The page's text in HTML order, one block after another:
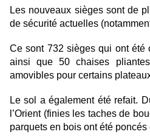
Les nouveaux sièges sont de
de sécurité actuelles
Ce sont 732 sièges qui ont été
ainsi que 50 chaises
amovibles pour certains
Le sol a également été refait.
l’Orient (finies les taches de
parquets en bois ont été poncés